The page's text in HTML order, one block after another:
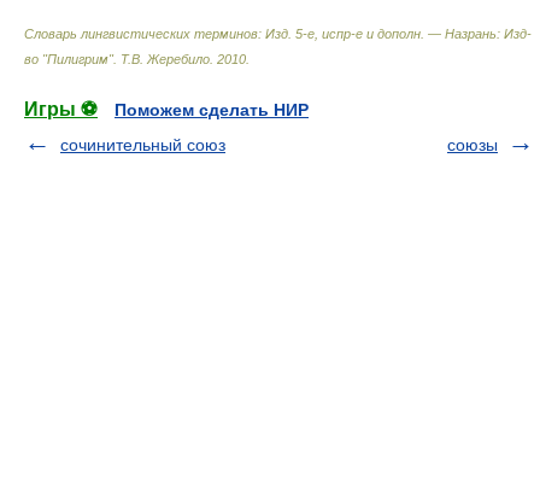
Словарь лингвистических терминов: Изд. 5-е, испр-е и дополн. — Назрань: Изд-
во "Пилигрим". Т.В. Жеребило 2010
Игры ⚽
Поможем сделать НИР
сочинительный союз
союзы